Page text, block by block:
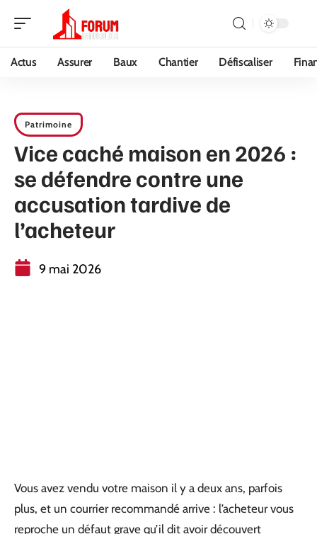
Actus Assurer Baux Chantier Défiscaliser
Patrimoine
Vice caché maison en 2026 :
se défendre contre une
accusation tardive de
l’acheteur
9 mai 2026
Vous avez vendu votre maison il y a deux ans, parfois
plus, et un courrier recommandé arrive : l’acheteur vous
reproche un défaut grave qu’il dit avoir découvert